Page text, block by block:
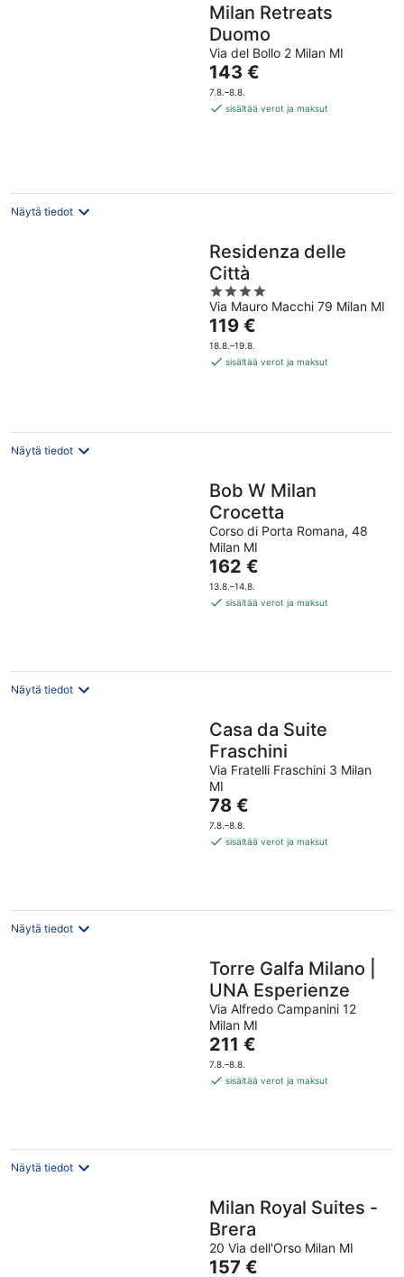
Milan Retreats
Duomo
Via del Bollo 2 Milan MI
Hinta
on
143 €
143 €
7.8.–8.8.
sisältää verot ja maksut
Näytä tiedot
Residenza delle
Città
4
out
of
5
Via Mauro Macchi 79 Milan MI
Hinta
on
119 €
119 €
18.8.–19.8.
sisältää verot ja maksut
Näytä tiedot
Bob W Milan
Crocetta
Corso di Porta Romana, 48
Milan MI
Hinta
on
162 €
162 €
13.8.–14.8.
sisältää verot ja maksut
Näytä tiedot
Casa da Suite
Fraschini
Via Fratelli Fraschini 3 Milan
MI
Hinta
on
78 €
78 €
7.8.–8.8.
sisältää verot ja maksut
Näytä tiedot
Torre Galfa Milano |
UNA Esperienze
Via Alfredo Campanini 12
Milan MI
Hinta
on
211 €
211 €
7.8.–8.8.
sisältää verot ja maksut
Näytä tiedot
Milan Royal Suites -
Brera
20 Via dell'Orso Milan MI
Hinta
157 €